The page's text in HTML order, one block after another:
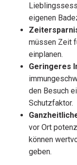
eigenen
müssen Zeit
einplanen.
Geringeres
den Besuch
Schutzfaktor.
vor Ort
können
geben.